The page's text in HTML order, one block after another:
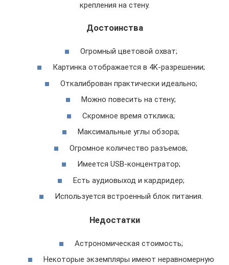
крепления на стену.
Достоинства
Огромный цветовой охват;
Картинка отображается в 4K-разрешении;
Откалиброван практически идеально;
Можно повесить на стену;
Скромное время отклика;
Максимальные углы обзора;
Огромное количество разъемов;
Имеется USB-концентратор;
Есть аудиовыход и кардридер;
Используется встроенный блок питания.
Недостатки
Астрономическая стоимость;
Некоторые экземпляры имеют неравномерную